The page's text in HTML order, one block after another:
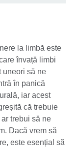
la limbă este
învață limbi
uneori să ne
în panică
iar acest
că trebuie
trebui să ne
Dacă vrem să
este esențial să